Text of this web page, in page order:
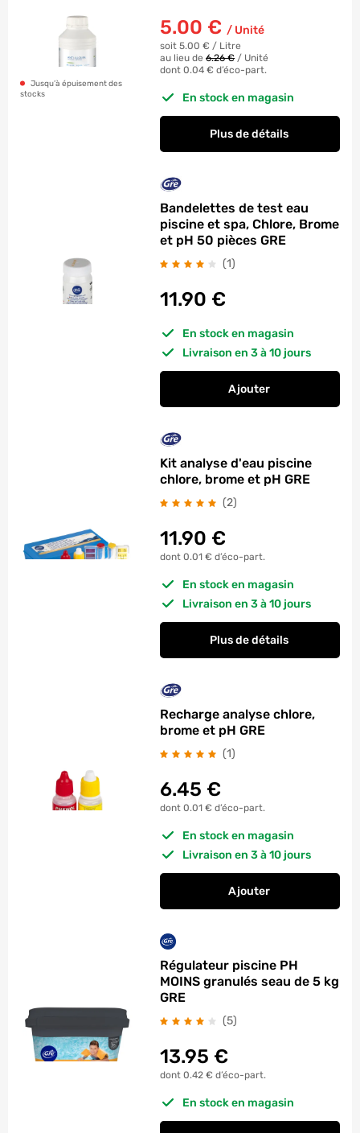
Jusqu’à épuisement des
stocks
5.00 € / Unité
soit 5.00 €/ Litre
au lieu de6.26 € / Unité
dont 0.04 € d’éco-part.
En stock en magasin
Plus de détails
Bandelettes de test eau
piscine et spa, Chlore, Brome
et pH 50 pièces GRE
(1)
11.90 €
En stock en magasin
Livraison en 3 à 10 jours
Ajouter
Bandelettes de test
Kit analyse d'eau piscine
chlore, brome et pH GRE
(2)
11.90 €
dont 0.01 € d’éco-part.
En stock en magasin
Livraison en 3 à 10 jours
Plus de détails
Recharge analyse chlore,
brome et pH GRE
(1)
6.45 €
dont 0.01 € d’éco-part.
En stock en magasin
Livraison en 3 à 10 jours
Ajouter
Recharge analyse
Régulateur piscine PH
MOINS granulés seau de 5 kg
GRE
(5)
13.95 €
dont 0.42 € d’éco-part.
En stock en magasin